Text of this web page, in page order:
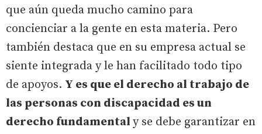
que aún queda mucho camino para
concienciar a la gente en esta materia. Pero
también destaca que en su empresa actual se
siente integrada y le han facilitado todo tipo
de apoyos. Y es que el derecho al trabajo de
las personas con discapacidad es un
derecho fundamental y se debe garantizar en